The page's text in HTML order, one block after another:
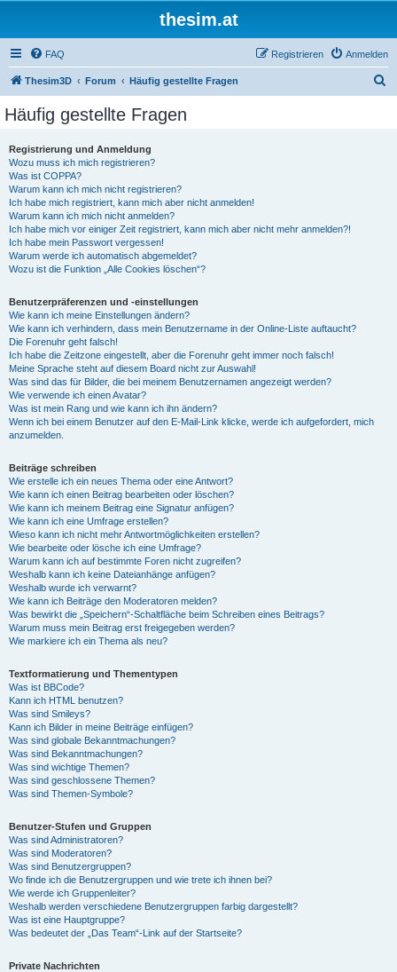
thesim.at
FAQ Anmelden
Registrieren
Thesim3D Forum Häufig gestellte Fragen
Häufig gestellte Fragen
Registrierung und Anmeldung
Wozu muss ich mich registrieren?
Was ist COPPA?
Warum kann ich mich nicht registrieren?
Ich habe mich registriert, kann mich aber nicht anmelden!
Warum kann ich mich nicht anmelden?
Ich habe mich vor einiger Zeit registriert, kann mich aber nicht mehr anmelden?!
Ich habe mein Passwort vergessen!
Warum werde ich automatisch abgemeldet?
Wozu ist die Funktion „Alle Cookies löschen“?
Benutzerpräferenzen und -einstellungen
Wie kann ich meine Einstellungen ändern?
Wie kann ich verhindern, dass mein Benutzername in der Online-Liste auftaucht?
Die Forenuhr geht falsch!
Ich habe die Zeitzone eingestellt, aber die Forenuhr geht immer noch falsch!
Meine Sprache steht auf diesem Board nicht zur Auswahl!
Was sind das für Bilder, die bei meinem Benutzernamen angezeigt werden?
Wie verwende ich einen Avatar?
Was ist mein Rang und wie kann ich ihn ändern?
Wenn ich bei einem Benutzer auf den E-Mail-Link klicke, werde ich aufgefordert, mich
anzumelden.
Beiträge schreiben
Wie erstelle ich ein neues Thema oder eine Antwort?
Wie kann ich einen Beitrag bearbeiten oder löschen?
Wie kann ich meinem Beitrag eine Signatur anfügen?
Wie kann ich eine Umfrage erstellen?
Wieso kann ich nicht mehr Antwortmöglichkeiten erstellen?
Wie bearbeite oder lösche ich eine Umfrage?
Warum kann ich auf bestimmte Foren nicht zugreifen?
Weshalb kann ich keine Dateianhänge anfügen?
Weshalb wurde ich verwarnt?
Wie kann ich Beiträge den Moderatoren melden?
Was bewirkt die „Speichern“-Schaltfläche beim Schreiben eines Beitrags?
Warum muss mein Beitrag erst freigegeben werden?
Wie markiere ich ein Thema als neu?
Textformatierung und Thementypen
Was ist BBCode?
Kann ich HTML benutzen?
Was sind Smileys?
Kann ich Bilder in meine Beiträge einfügen?
Was sind globale Bekanntmachungen?
Was sind Bekanntmachungen?
Was sind wichtige Themen?
Was sind geschlossene Themen?
Was sind Themen-Symbole?
Benutzer-Stufen und Gruppen
Was sind Administratoren?
Was sind Moderatoren?
Was sind Benutzergruppen?
Wo finde ich die Benutzergruppen und wie trete ich ihnen bei?
Wie werde ich Gruppenleiter?
Weshalb werden verschiedene Benutzergruppen farbig dargestellt?
Was ist eine Hauptgruppe?
Was bedeutet der „Das Team“-Link auf der Startseite?
Private Nachrichten